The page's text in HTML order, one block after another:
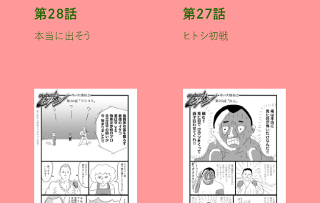
第２８話
本当に出そう
第２７話
ヒトシ初戦